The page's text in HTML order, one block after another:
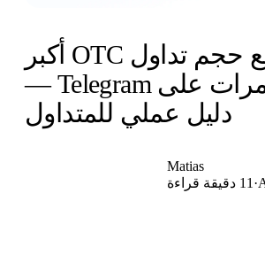
التعامل مع حجم تداول OTC أكبر
بثلاث مرات على Telegram —
دليل عملي للمتداول
Matias